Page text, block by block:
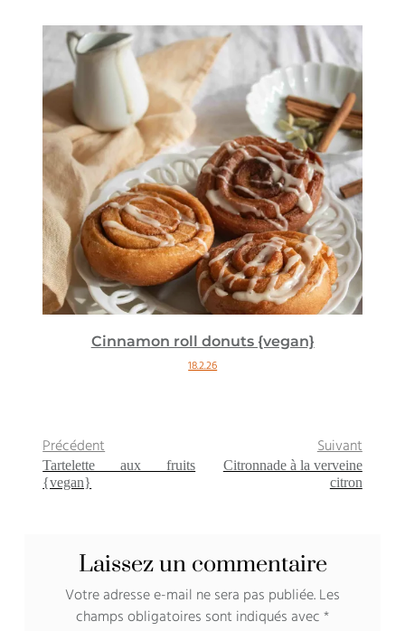
Cinnamon roll donuts {vegan}
18.2.26
Précédent
Tartelette aux fruits
{vegan}
Suivant
Citronnade à la verveine
citron
Laissez un commentaire
Votre adresse e-mail ne sera pas publiée.Les
champs obligatoires sont indiqués avec*